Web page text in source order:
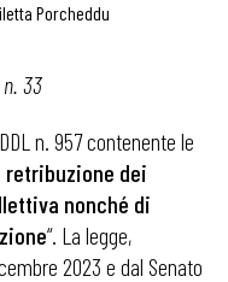
Porcheddu
33
n. 957 contenente le
retribuzione dei
nonché di
“. La legge,
2023 e dal Senato